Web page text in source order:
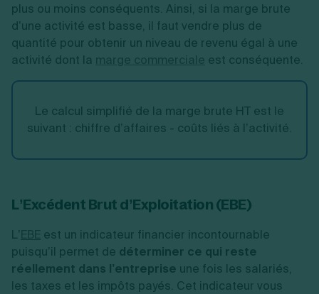
plus ou moins conséquents. Ainsi, si la marge brute
d’une activité est basse, il faut vendre plus de
quantité pour obtenir un niveau de revenu égal à une
activité dont la marge commerciale est conséquente.
Le calcul simplifié de la marge brute HT est le
suivant : chiffre d’affaires - coûts liés à l’activité.
L’Excédent Brut d’Exploitation (EBE)
L’EBE est un indicateur financier incontournable
puisqu’il permet de déterminer ce qui reste
réellement dans l’entreprise une fois les salariés,
les taxes et les impôts payés. Cet indicateur vous